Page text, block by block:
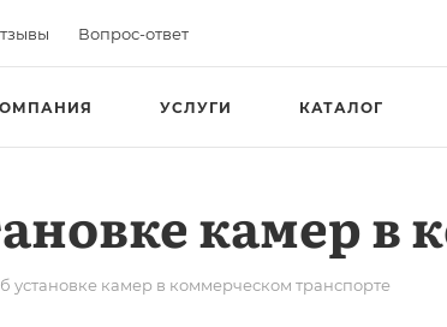
Вопрос-ответ
УСЛУГИ КАТАЛОГ
камер
установке камер в коммерческом транспорте